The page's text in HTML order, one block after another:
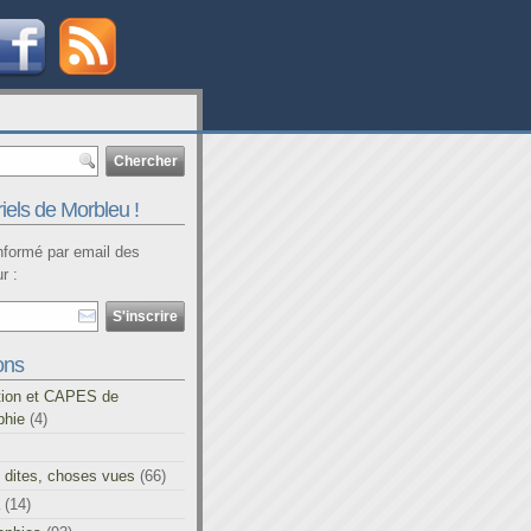
de Morbleu !
par email des
:
et CAPES de
(4)
dites, choses vues (66)
(14)